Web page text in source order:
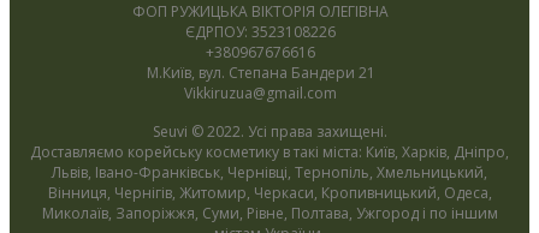
ФОП РУЖИЦЬКА ВІКТОРІЯ ОЛЕГІВНА
ЄДРПОУ: 3523108226
+380967676616
М.Київ, вул. Степана Бандери 21
Vikkiruzua@gmail.com
Seuvi © 2022. Усі права захищені.
Доставляємо корейську косметику в такі міста: Київ, Харків, Дніпро,
Львів, Івано-Франківськ, Чернівці, Тернопіль, Хмельницький,
Вінниця, Чернігів, Житомир, Черкаси, Кропивницький, Одеса,
Миколаїв, Запоріжжя, Суми, Рівне, Полтава, Ужгород і по іншим